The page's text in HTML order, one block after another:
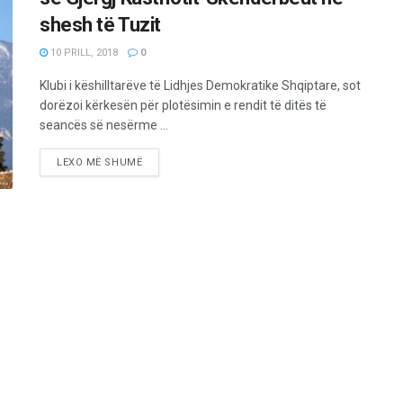
shesh të Tuzit
10 PRILL, 2018 0
Klubi i këshilltarëve të Lidhjes Demokratike Shqiptare, sot
dorëzoi kërkesën për plotësimin e rendit të ditës të
seancës së nesërme ...
LEXO MË SHUMË